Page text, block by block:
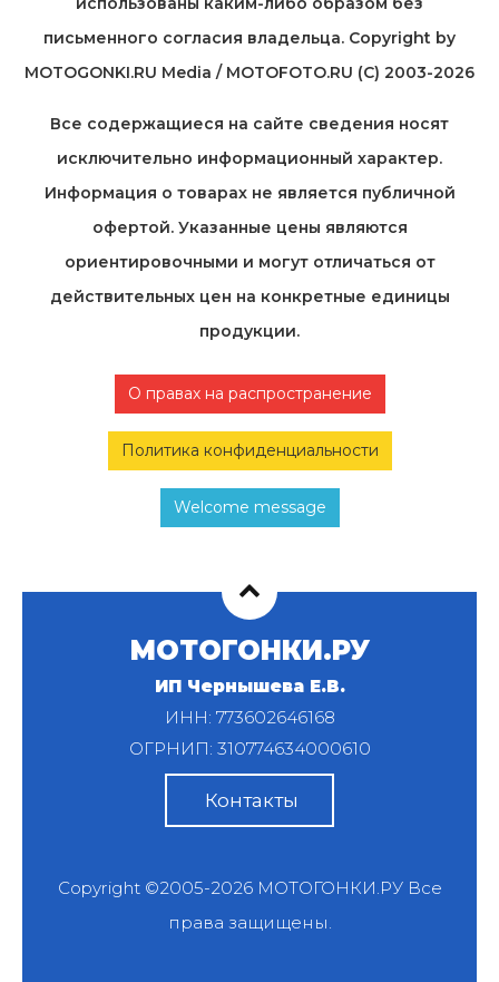
письменного согласия владельца. Copyright by
MOTOGONKI.RU Media / MOTOFOTO.RU (C) 2003-2026
Все содержащиеся на cайте сведения носят
исключительно информационный характер.
Информация о товарах не является публичной
офертой. Указанные цены являются
ориентировочными и могут отличаться от
действительных цен на конкретные единицы
продукции.
О правах на распространение
Политика конфиденциальности
Welcome message
МОТОГОНКИ.РУ
ИП Чернышева Е.В.
ИНН: 773602646168
ОГРНИП: 310774634000610
Контакты
Copyright ©2005-2026 МОТОГОНКИ.РУВсе
права защищены.